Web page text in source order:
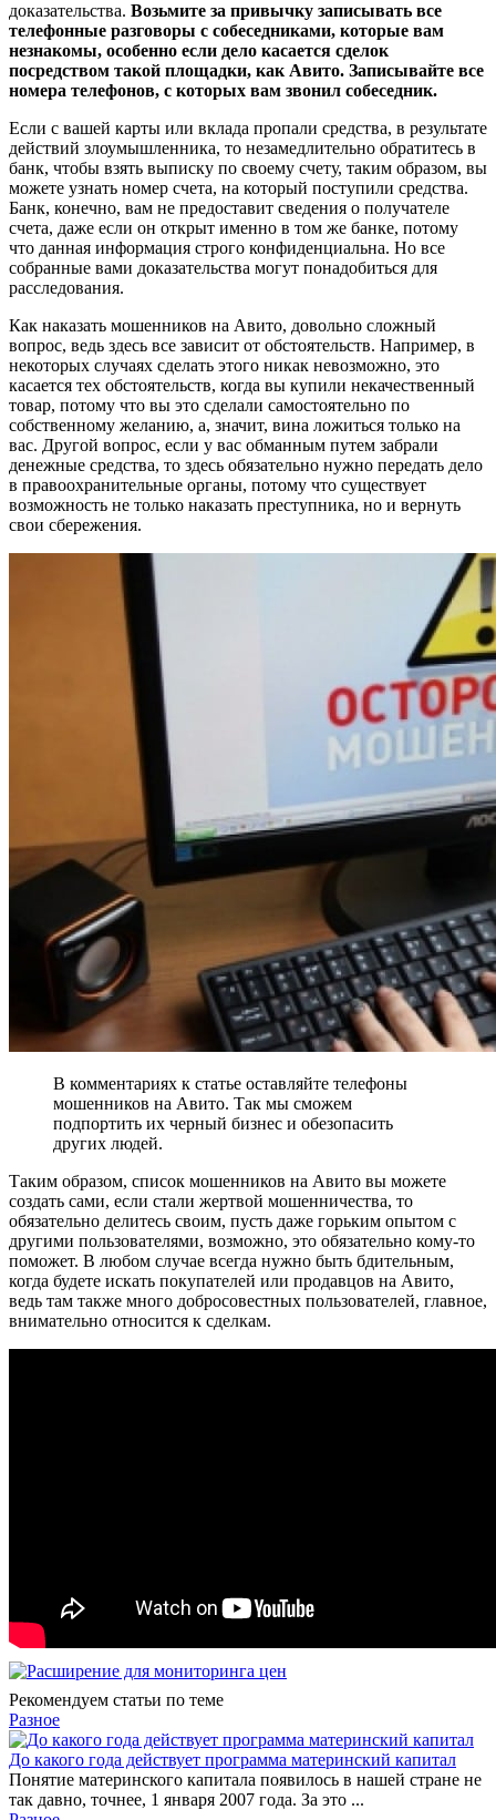
доказательства. Возьмите за привычку записывать все
телефонные разговоры с собеседниками, которые вам
незнакомы, особенно если дело касается сделок
посредством такой площадки, как Авито. Записывайте все
номера телефонов, с которых вам звонил собеседник.
Если с вашей карты или вклада пропали средства, в результате
действий злоумышленника, то незамедлительно обратитесь в
банк, чтобы взять выписку по своему счету, таким образом, вы
можете узнать номер счета, на который поступили средства.
Банк, конечно, вам не предоставит сведения о получателе
счета, даже если он открыт именно в том же банке, потому
что данная информация строго конфиденциальна. Но все
собранные вами доказательства могут понадобиться для
расследования.
Как наказать мошенников на Авито, довольно сложный
вопрос, ведь здесь все зависит от обстоятельств. Например, в
некоторых случаях сделать этого никак невозможно, это
касается тех обстоятельств, когда вы купили некачественный
товар, потому что вы это сделали самостоятельно по
собственному желанию, а, значит, вина ложиться только на
вас. Другой вопрос, если у вас обманным путем забрали
денежные средства, то здесь обязательно нужно передать дело
в правоохранительные органы, потому что существует
возможность не только наказать преступника, но и вернуть
свои сбережения.
В комментариях к статье оставляйте телефоны
мошенников на Авито. Так мы сможем
подпортить их черный бизнес и обезопасить
других людей.
Таким образом, список мошенников на Авито вы можете
создать сами, если стали жертвой мошенничества, то
обязательно делитесь своим, пусть даже горьким опытом с
другими пользователями, возможно, это обязательно кому-то
поможет. В любом случае всегда нужно быть бдительным,
когда будете искать покупателей или продавцов на Авито,
ведь там также много добросовестных пользователей, главное,
внимательно относится к сделкам.
Рекомендуем статьи по теме
Разное
До какого года действует программа материнский капитал
Понятие материнского капитала появилось в нашей стране не
так давно, точнее, 1 января 2007 года. За это ...